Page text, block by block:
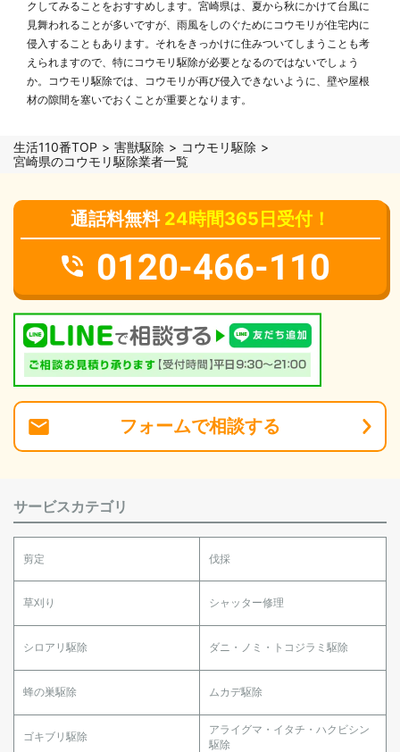
クしてみることをおすすめします。宮崎県は、夏から秋にかけて台風に
見舞われることが多いですが、雨風をしのぐためにコウモリが住宅内に
侵入することもあります。それをきっかけに住みついてしまうことも考
えられますので、特にコウモリ駆除が必要となるのではないでしょう
か。コウモリ駆除では、コウモリが再び侵入できないように、壁や屋根
材の隙間を塞いでおくことが重要となります。
生活110番TOP 害獣駆除
コウモリ駆除
宮崎県のコウモリ駆除業者一覧
通話料無料 24時間365日受付！
0120-466-110
フォームで相談する
サービスカテゴリ
剪定 伐採
草刈り シャッター修理
シロアリ駆除 ダニ・ノミ・トコジラミ駆除
蜂の巣駆除 ムカデ駆除
ゴキブリ駆除
アライグマ・イタチ・ハクビシン
駆除